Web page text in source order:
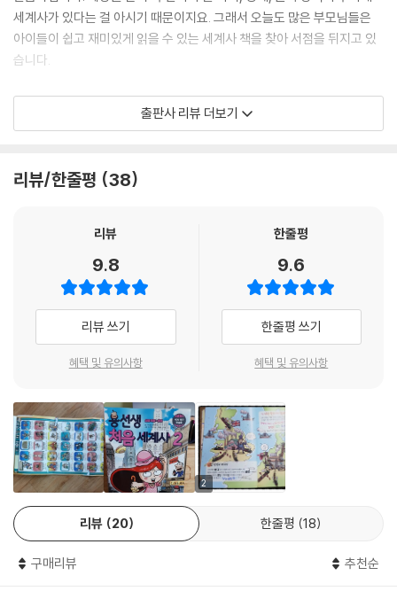
세계사가 있다는 걸 아시기 때문이지요. 그래서 오늘도 많은 부모님들은
아이들이 쉽고 재미있게 읽을 수 있는 세계사 책을 찾아 서점을 뒤지고 있
습니다.
《용선생 처음 세계사》는 바로 이런 부모님과 아이들을 위한 책입니다. 《용
선생의 시끌벅적 한국사》, 《교양으로 읽는 용선생 세계사》 등 다양한 시리
국사》가 출간, 출간 즉시 초등 한국사 분야 1위를 차지하며 화제를 모은 바
생》 만의 장점을 고스란히 살려, 처음으로 세계사를 접하는 아이들에게 생
단 두 권! 단숨에 끝내는 세계사 첫걸음!
전 세계의 역사를 다뤄야 하는 세계사는 당연히 분량도 방대합니다. 그래
서 지금까지 어린이를 위한 세계사 책은 대부분 세계의 역사를 다루기보다
만을 단편적으로 다루는 데에 그쳤고, 어린이들이 이런 책만 읽고 세계의
역사의 흐름을 한 번에 이해하기에는 무리가 있었습니다.
《용선생 처음 세계사》는 다릅니다. 술술 읽히는 세계사 책으로 유명한 《교
양으로 읽는 용선생 세계사》의 집필진이 총출동, 단 두 권의 분량에 세계
역사의 중요한 줄기를 알차게 담았습니다. 부담 없는 마음으로 책을 읽다
보면 어느새 흥미진진한 세계사의 흐름 속에 풍덩 빠져들게 됩니다.
재치 넘치는 삽화와 글자로 머리에 쏙쏙!
출판사 리뷰 더보기
리뷰/한줄평 38
리뷰
9.8
리뷰 쓰기
혜택 및 유의사항
한줄평
9.6
한줄평 쓰기
혜택 및 유의사항
2
리뷰 20 한줄평 18
구매리뷰 추천순